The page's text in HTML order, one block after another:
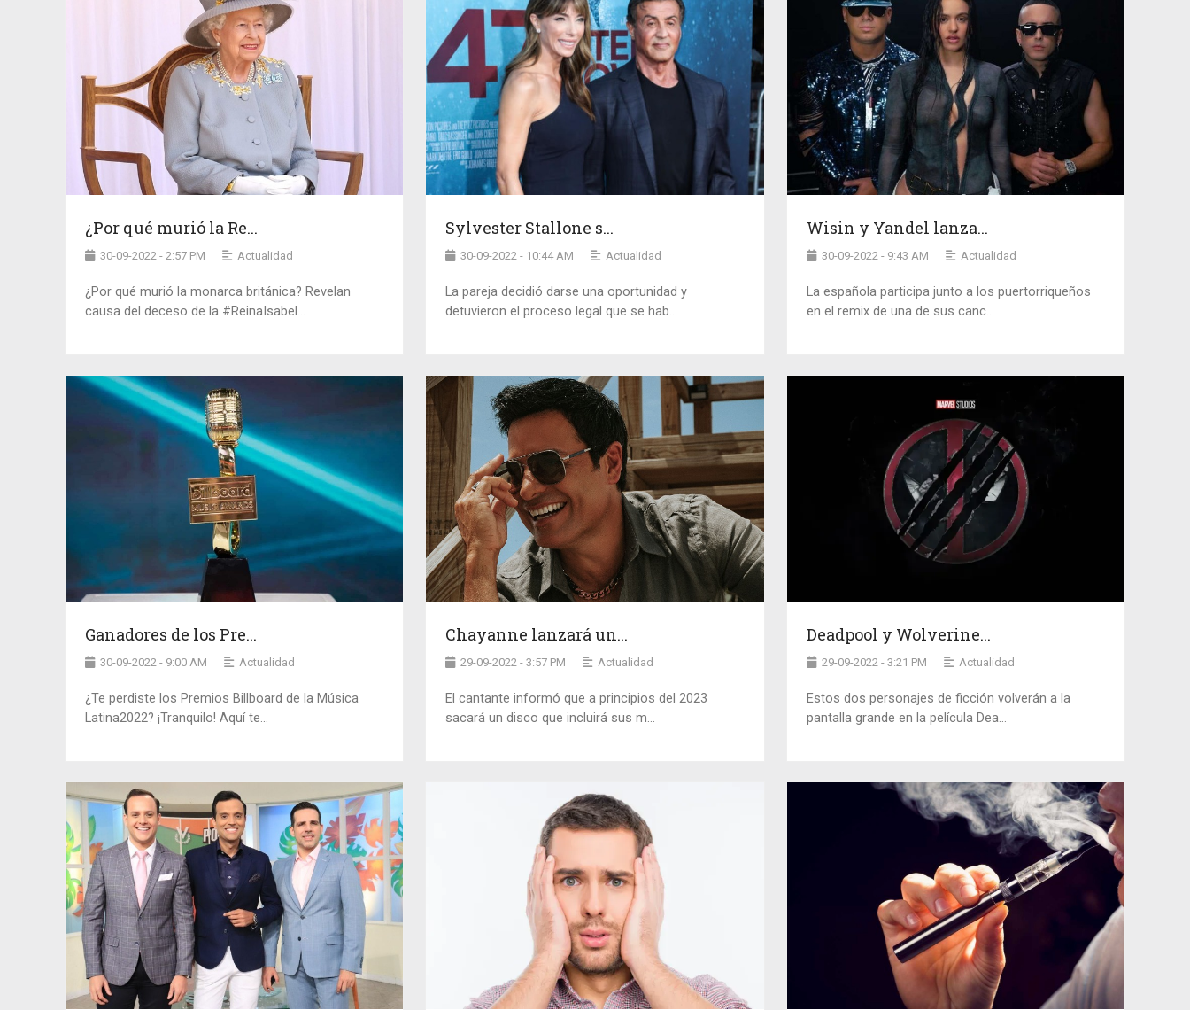
¿Por qué murió la Re...
30-09-2022 - 2:57 PM Actualidad
¿Por qué murió la monarca británica? Revelan
causa del deceso de la #ReinaIsabel...
Sylvester Stallone s...
30-09-2022 - 10:44 AM Actualidad
La pareja decidió darse una oportunidad y
detuvieron el proceso legal que se hab...
Wisin y Yandel lanza...
30-09-2022 - 9:43 AM Actualidad
La española participa junto a los puertorriqueños
en el remix de una de sus canc...
Ganadores de los Pre...
30-09-2022 - 9:00 AM Actualidad
¿Te perdiste los Premios Billboard de la Música
Latina2022? ¡Tranquilo! Aquí te...
Chayanne lanzará un...
29-09-2022 - 3:57 PM Actualidad
El cantante informó que a principios del 2023
sacará un disco que incluirá sus m...
Deadpool y Wolverine...
29-09-2022 - 3:21 PM Actualidad
Estos dos personajes de ficción volverán a la
pantalla grande en la película Dea...